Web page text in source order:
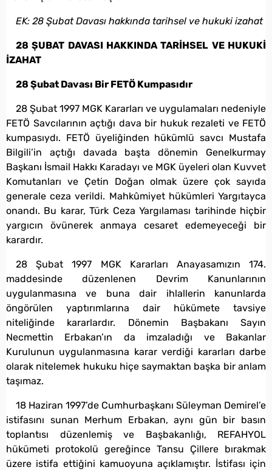
EK: 28 Şubat Davası hakkında tarihsel ve hukuki izahat
28 ŞUBAT DAVASI HAKKINDA TARİHSEL VE HUKUKİ
İZAHAT
28 Şubat Davası Bir FETÖ Kumpasıdır
28 Şubat 1997 MGK Kararları ve uygulamaları nedeniyle
FETÖ Savcılarının açtığı dava bir hukuk rezaleti ve FETÖ
kumpasıydı. FETÖ üyeliğinden hükümlü savcı Mustafa
Bilgili’in açtığı davada başta dönemin Genelkurmay
Başkanı İsmail Hakkı Karadayı ve MGK üyeleri olan Kuvvet
Komutanları ve Çetin Doğan olmak üzere çok sayıda
generale ceza verildi. Mahkûmiyet hükümleri Yargıtayca
onandı. Bu karar, Türk Ceza Yargılaması tarihinde hiçbir
yargıcın övünerek anmaya cesaret edemeyeceği bir
karardır.
28 Şubat 1997 MGK Kararları Anayasamızın 174.
maddesinde düzenlenen Devrim Kanunlarının
uygulanmasına ve buna dair ihlallerin kanunlarda
öngörülen yaptırımlarına dair hükümete tavsiye
niteliğinde kararlardır. Dönemin Başbakanı Sayın
Necmettin Erbakan’ın da imzaladığı ve Bakanlar
Kurulunun uygulanmasına karar verdiği kararları darbe
olarak nitelemek hukuku hiçe saymaktan başka bir anlam
taşımaz.
18 Haziran 1997’de Cumhurbaşkanı Süleyman Demirel’e
istifasını sunan Merhum Erbakan, aynı gün bir basın
toplantısı düzenlemiş ve Başbakanlığı, REFAHYOL
hükümeti protokolü gereğince Tansu Çillere bırakmak
üzere istifa ettiğini kamuoyuna açıklamıştır. İstifası için